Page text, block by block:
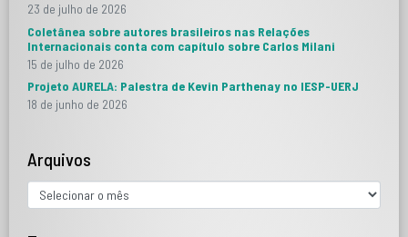
23 de julho de 2026
Coletânea sobre autores brasileiros nas Relações
Internacionais conta com capítulo sobre Carlos Milani
15 de julho de 2026
Projeto AURELA: Palestra de Kevin Parthenay no IESP-UERJ
18 de junho de 2026
Arquivos